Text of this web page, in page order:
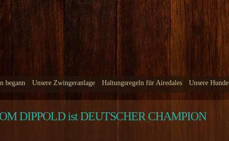
begann Unsere Zwingeranlage Haltungsregeln für Airedales Unsere Hunde
DIPPOLD ist DEUTSCHER CHAMPION